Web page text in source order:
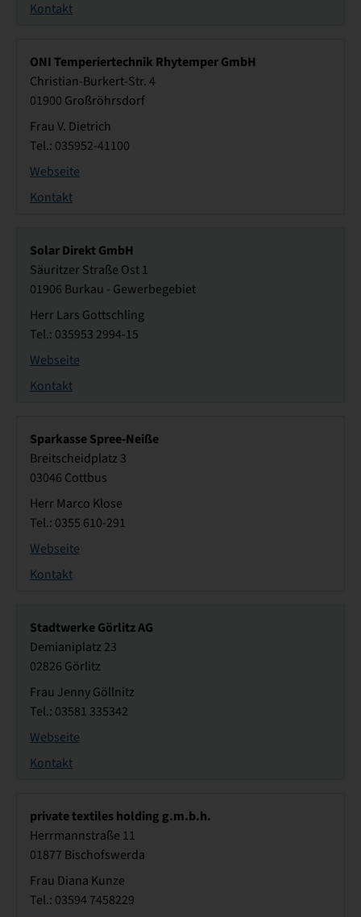
Kontakt
ONI Temperiertechnik Rhytemper GmbH
Christian-Burkert-Str. 4
01900 Großröhrsdorf
Frau V. Dietrich
Tel.: 035952-41100
Webseite
Kontakt
Solar Direkt GmbH
Säuritzer Straße Ost 1
01906 Burkau - Gewerbegebiet
Herr Lars Gottschling
Tel.: 035953 2994-15
Webseite
Kontakt
Sparkasse Spree-Neiße
Breitscheidplatz 3
03046 Cottbus
Herr Marco Klose
Tel.: 0355 610-291
Webseite
Kontakt
Stadtwerke Görlitz AG
Demianiplatz 23
02826 Görlitz
Frau Jenny Göllnitz
Tel.: 03581 335342
Webseite
Kontakt
private textiles holding g.m.b.h.
Herrmannstraße 11
01877 Bischofswerda
Frau Diana Kunze
Tel.: 03594 7458229